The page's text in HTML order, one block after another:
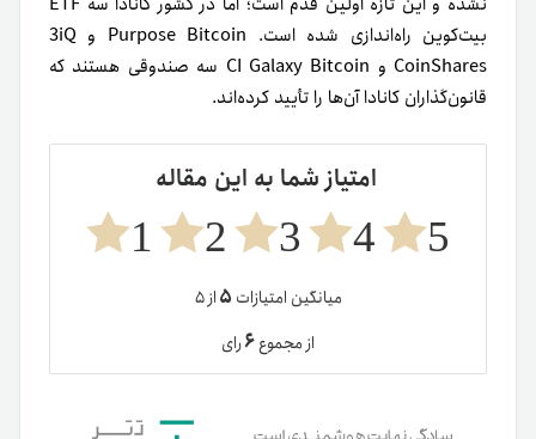
بیت‌کوین راه‌اندازی شده است. Purpose Bitcoin و 3iQ
CoinShares و CI Galaxy Bitcoin سه صندوقی هستند که
قانون‌گذاران کانادا آن‌ها را تأیید کرده‌اند.
امتیاز شما به این مقاله
5
4
3
2
1
میانگین امتیازات ۵از ۵
از مجموع۶رای